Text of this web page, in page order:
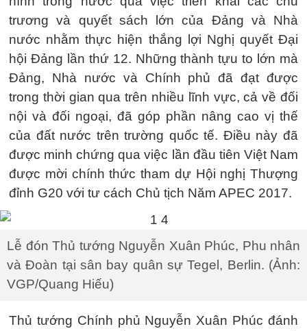
trương và quyết sách lớn của Đảng và Nhà
nước nhằm thực hiện thắng lợi Nghị quyết Đại
hội Đảng lần thứ 12. Những thành tựu to lớn mà
Đảng, Nhà nước và Chính phủ đã đạt được
trong thời gian qua trên nhiều lĩnh vực, cả về đối
nội và đối ngoại, đã góp phần nâng cao vị thế
của đất nước trên trường quốc tế. Điều này đã
được minh chứng qua việc lần đầu tiên Việt Nam
được mời chính thức tham dự Hội nghị Thượng
đỉnh G20 với tư cách Chủ tịch Năm APEC 2017.
Lễ đón Thủ tướng Nguyễn Xuân Phúc, Phu nhân
và Đoàn tại sân bay quân sự Tegel, Berlin. (Ảnh:
VGP/Quang Hiếu)
Thủ tướng Chính phủ Nguyễn Xuân Phúc đánh